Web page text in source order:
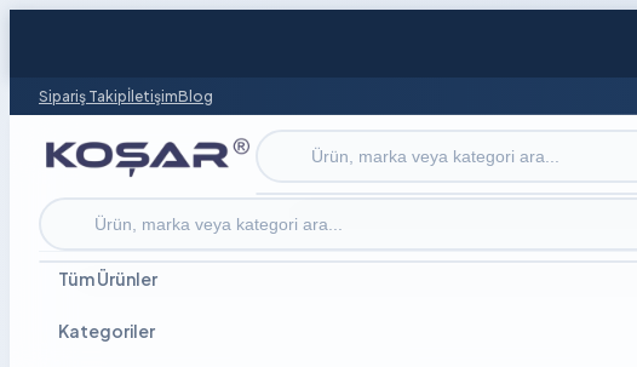
Sipariş TakipİletişimBlog
Ürün ara
Ürün ara
Tüm Ürünler
Kategoriler